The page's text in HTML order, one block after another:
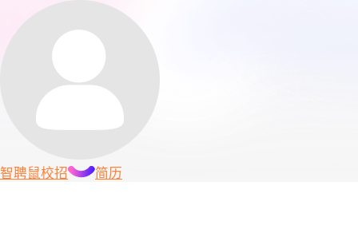
智聘鼠校招 简历